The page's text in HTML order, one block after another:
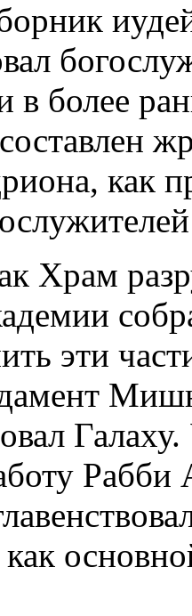
в более
как
Храм
эти
как